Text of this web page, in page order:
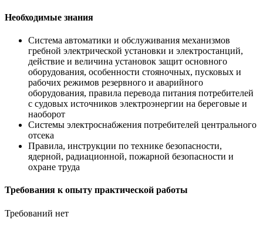
Необходимые знания
Система автоматики и обслуживания механизмов
гребной электрической установки и электростанций,
действие и величина установок защит основного
оборудования, особенности стояночных, пусковых и
рабочих режимов резервного и аварийного
оборудования, правила перевода питания потребителей
с судовых источников электроэнергии на береговые и
наоборот
Системы электроснабжения потребителей центрального
отсека
Правила, инструкции по технике безопасности,
ядерной, радиационной, пожарной безопасности и
охране труда
Требования к опыту практической работы
Требований нет